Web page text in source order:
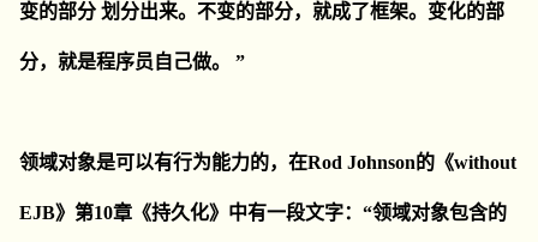
变的部分 划分出来。不变的部分，就成了框架。变化的部
分，就是程序员自己做。 ”
领域对象是可以有行为能力的，在Rod Johnson的《without
EJB》第10章《持久化》中有一段文字：“领域对象包含的